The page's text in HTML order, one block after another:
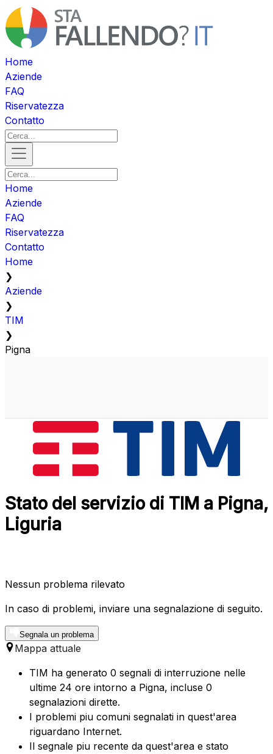
Home
Aziende
FAQ
Riservatezza
Contatto
Home
Aziende
FAQ
Riservatezza
Contatto
Home
❯
Aziende
❯
TIM
❯
Pigna
Stato del servizio di TIM a Pigna,
Liguria
Nessun problema rilevato
In caso di problemi, inviare una segnalazione di seguito.
Segnala un problema
Mappa attuale
TIM ha generato 0 segnali di interruzione nelle
ultime 24 ore intorno a Pigna, incluse 0
segnalazioni dirette.
I problemi piu comuni segnalati in quest'area
riguardano Internet.
Il segnale piu recente da quest'area e stato